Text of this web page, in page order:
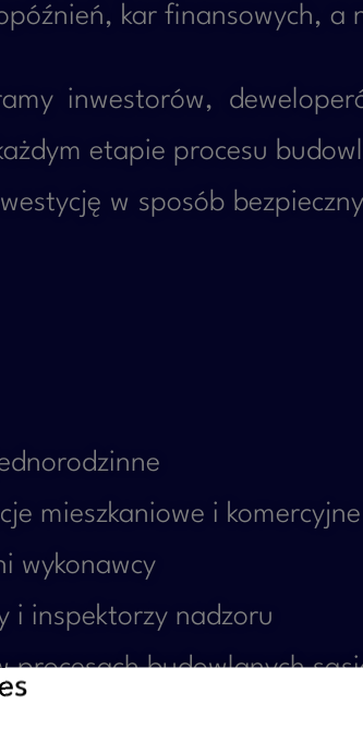
kar finansowych, a
inwestorów,
etapie procesu
w sposób
mieszkaniowe i komercyjne
wykonawcy
i inspektorzy nadzoru
procesach budowlanych
remonty lub